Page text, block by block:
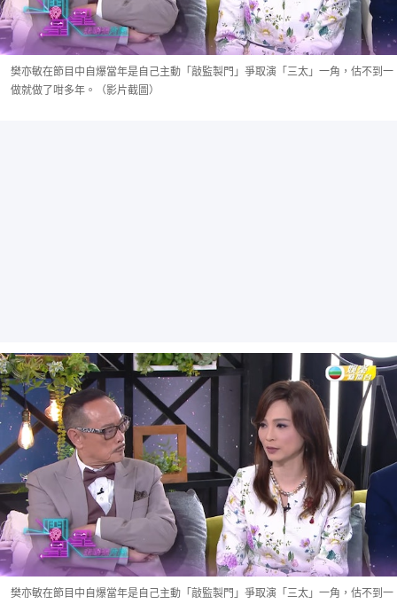
樊亦敏在節目中自爆當年是自己主動「敲監製門」爭取演「三太」一角，估不到一
做就做了咁多年。（影片截圖）
樊亦敏在節目中自爆當年是自己主動「敲監製門」爭取演「三太」一角，估不到一